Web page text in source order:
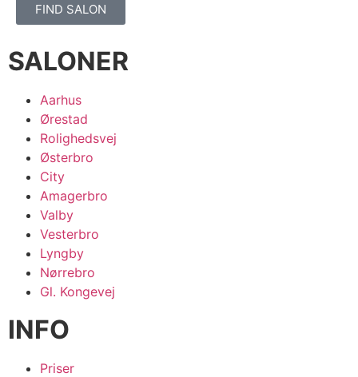
FIND SALON
SALONER
Aarhus
Ørestad
Rolighedsvej
Østerbro
City
Amagerbro
Valby
Vesterbro
Lyngby
Nørrebro
Gl. Kongevej
INFO
Priser